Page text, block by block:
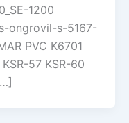
1200
ongrovil-s-5167-
PVC K6701
57 KSR-60